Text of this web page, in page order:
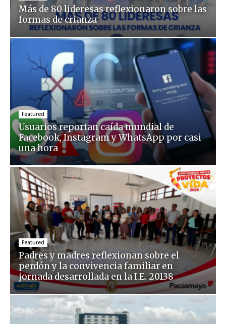
Más de 80 lideresas reflexionaron sobre las
formas de crianza
Featured
Usuarios reportan caída mundial de
Facebook, Instagram y WhatsApp por casi
una hora
Featured
Padres y madres reflexionan sobre el
perdón y la convivencia familiar en
jornada desarrollada en la I.E. 20138